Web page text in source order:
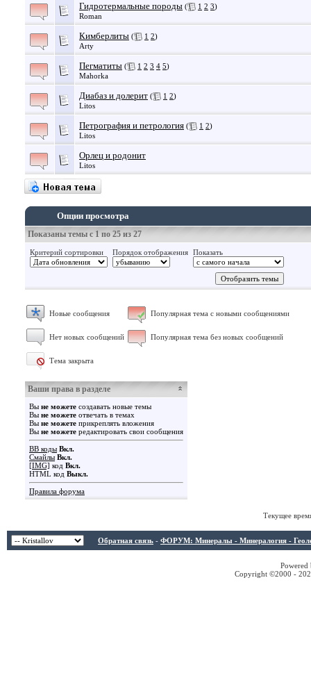
Гидротермальные породы ( 1 2 3)
Roman
Кимберлиты ( 1 2)
Arty
Пегматиты ( 1 2 3 4 5)
Mahorka
Диабаз и долерит ( 1 2)
Litos
Петрография и петрология ( 1 2)
Litos
Орлец и родонит
Litos
Опции просмотра
Показаны темы с 1 по 25 из 27
Критерий сортировки Порядок отображения Показать
Новые сообщения Популярная тема с новыми сообщениями
Нет новых сообщений Популярная тема без новых сообщений
Тема закрыта
Ваши права в разделе
Вы не можете создавать новые темы
Вы не можете отвечать в темах
Вы не можете прикреплять вложения
Вы не можете редактировать свои сообщения
BB коды Вкл.
Смайлы Вкл.
[IMG] код Вкл.
HTML код Выкл.
Правила форума
Текущее
Обратная связь - ФОРУМ: Минералы - Минералогия -
Copyright ©2000 -